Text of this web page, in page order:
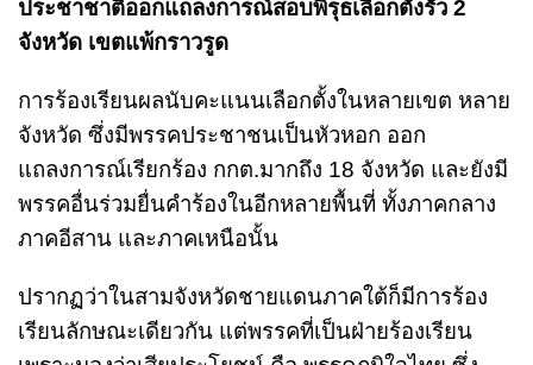
ประชาชาติออกแถลงการณ์สอบพิรุธเลือกตั้งรัว 2
จังหวัด เขตแพ้กราวรูด
การร้องเรียนผลนับคะแนนเลือกตั้งในหลายเขต หลาย
จังหวัด ซึ่งมีพรรคประชาชนเป็นหัวหอก ออก
แถลงการณ์เรียกร้อง กกต.มากถึง 18 จังหวัด และยังมี
พรรคอื่นร่วมยื่นคำร้องในอีกหลายพื้นที่ ทั้งภาคกลาง
ภาคอีสาน และภาคเหนือนั้น
ปรากฏว่าในสามจังหวัดชายแดนภาคใต้ก็มีการร้อง
เรียนลักษณะเดียวกัน แต่พรรคที่เป็นฝ่ายร้องเรียน